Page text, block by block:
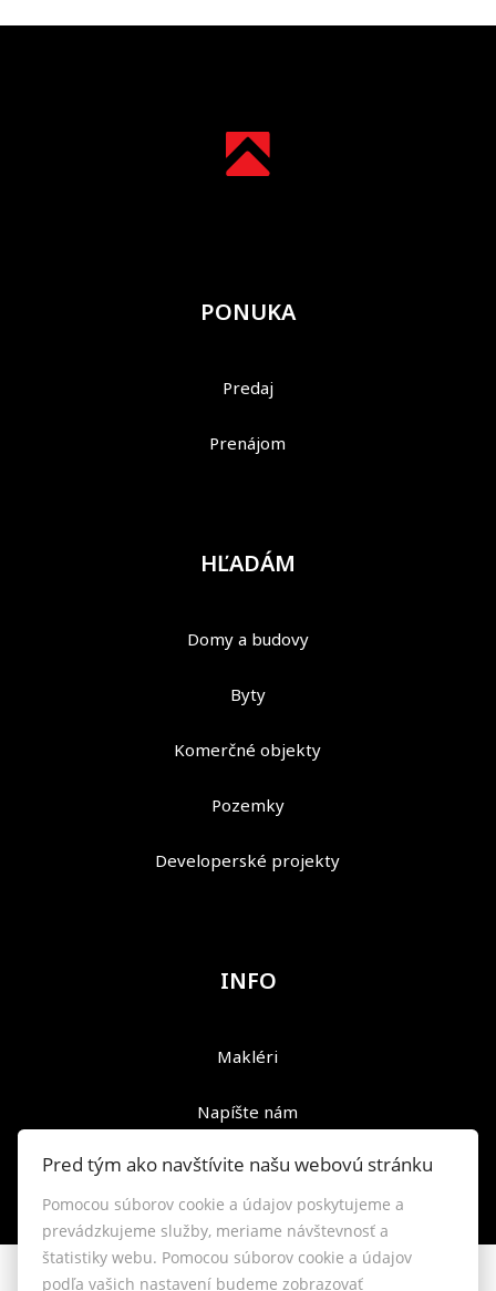
PONUKA
Predaj
Prenájom
HĽADÁM
Domy a budovy
Byty
Komerčné objekty
Pozemky
Developerské projekty
INFO
Makléri
Napíšte nám
Kontakt
Reklamačný poriadok
Pred tým ako navštívite našu webovú stránku
Pomocou súborov cookie a údajov poskytujeme a
prevádzkujeme služby, meriame návštevnosť a
štatistiky webu. Pomocou súborov cookie a údajov
podľa vašich nastavení budeme zobrazovať